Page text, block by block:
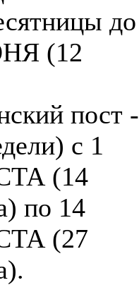
до
(12
пост -
с 1
(14
по 14
(27